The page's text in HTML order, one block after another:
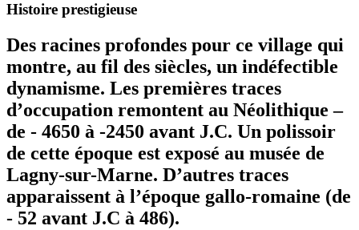
Histoire prestigieuse
Des racines profondes pour ce village qui
montre, au fil des siècles, un indéfectible
dynamisme. Les premières traces
d’occupation remontent au Néolithique –
de - 4650 à -2450 avant J.C. Un polissoir
de cette époque est exposé au musée de
Lagny-sur-Marne. D’autres traces
apparaissent à l’époque gallo-romaine (de
- 52 avant J.C à 486).